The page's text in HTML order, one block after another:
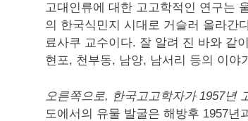
고대인류에 대한 고고학적인 연구는
의 한국식민지 시대로 거슬러 올라간
료사쿠 교수이다. 잘 알려 진 바와 같
현포, 천부동, 남양, 남서리 등의 이야
오른쪽으로, 한국고고학자가 1957년
도에서의 유물 발굴은 해방후 1957년